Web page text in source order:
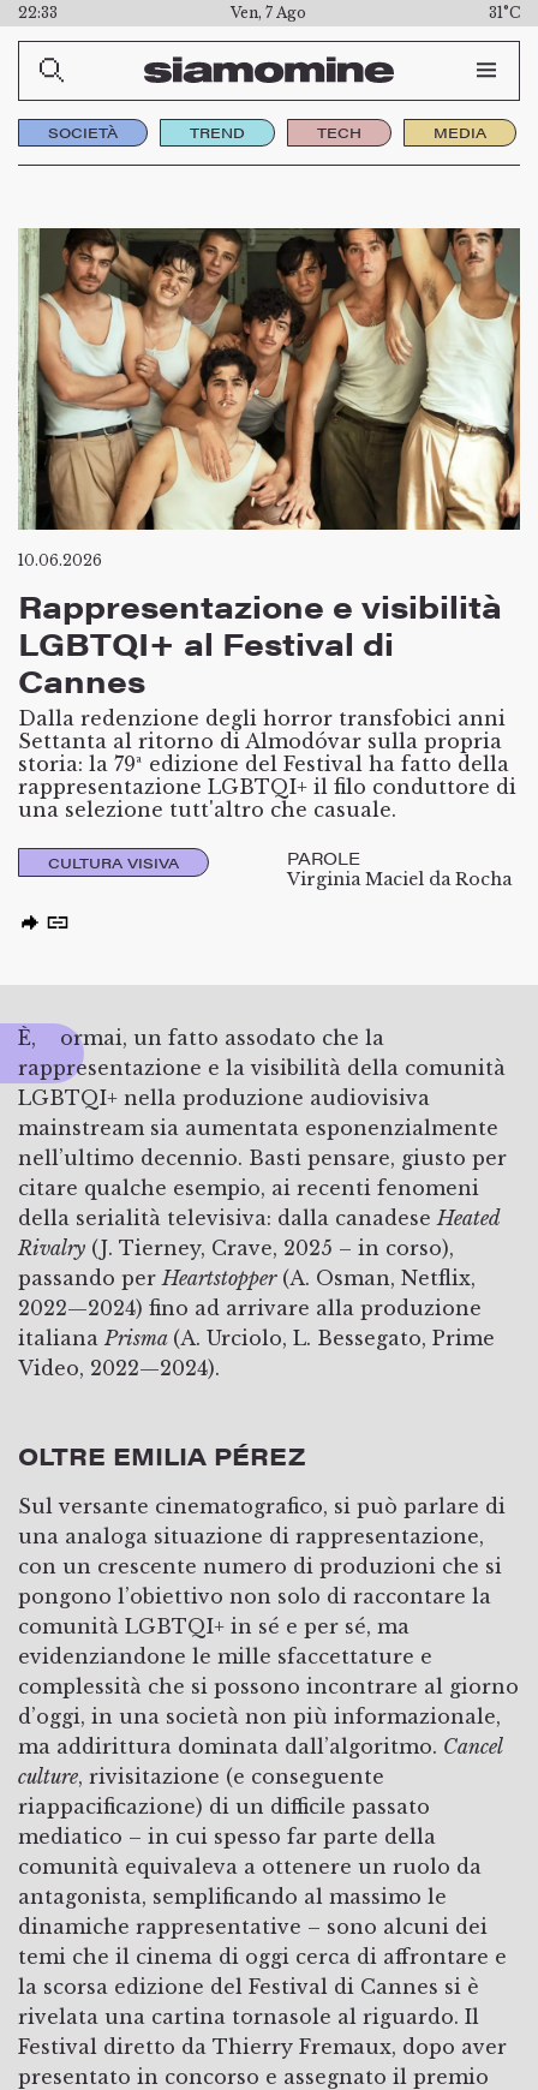
22:33 Ven, 7 Ago 31°C
SOCIETÀ TREND TECH MEDIA
10.06.2026
Rappresentazione e visibilità
LGBTQI+ al Festival di
Cannes
Dalla redenzione degli horror transfobici anni
Settanta al ritorno di Almodóvar sulla propria
storia: la 79ª edizione del Festival ha fatto della
rappresentazione LGBTQI+ il filo conduttore di
una selezione tutt'altro che casuale.
CULTURA VISIVA PAROLE
Virginia Maciel da Rocha
È, ormai, un fatto assodato che la
rappresentazione e la visibilità della comunità
LGBTQI+ nella produzione audiovisiva
mainstream sia aumentata esponenzialmente
nell’ultimo decennio. Basti pensare, giusto per
citare qualche esempio, ai recenti fenomeni
della serialità televisiva: dalla canadese Heated
Rivalry (J. Tierney, Crave, 2025 – in corso),
passando per Heartstopper(A. Osman, Netflix,
2022—2024) fino ad arrivare alla produzione
italiana Prisma (A. Urciolo, L. Bessegato, Prime
Video, 2022—2024).
OLTRE EMILIA PÉREZ
Sul versante cinematografico, si può parlare di
una analoga situazione di rappresentazione,
con un crescente numero di produzioni che si
pongono l’obiettivo non solo di raccontare la
comunità LGBTQI+ in sé e per sé, ma
evidenziandone le mille sfaccettature e
complessità che si possono incontrare al giorno
d’oggi, in una società non più informazionale,
ma addirittura dominata dall’algoritmo. Cancel
culture, rivisitazione (e conseguente
riappacificazione) di un difficile passato
mediatico – in cui spesso far parte della
comunità equivaleva a ottenere un ruolo da
antagonista, semplificando al massimo le
dinamiche rappresentative – sono alcuni dei
temi che il cinema di oggi cerca di affrontare e
la scorsa edizione del Festival di Cannes si è
rivelata una cartina tornasole al riguardo. Il
Festival diretto da Thierry Fremaux, dopo aver
presentato in concorso e assegnato il premio